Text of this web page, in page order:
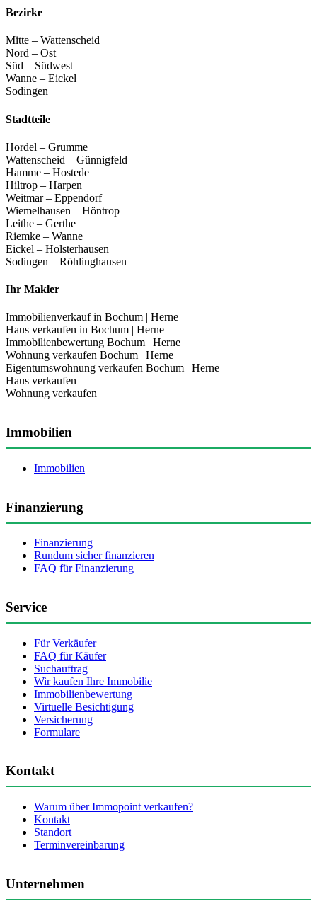
Bezirke
Mitte – Wattenscheid
Nord – Ost
Süd – Südwest
Wanne – Eickel
Sodingen
Stadtteile
Hordel – Grumme
Wattenscheid – Günnigfeld
Hamme – Hostede
Hiltrop – Harpen
Weitmar – Eppendorf
Wiemelhausen – Höntrop
Leithe – Gerthe
Riemke – Wanne
Eickel – Holsterhausen
Sodingen – Röhlinghausen
Ihr Makler
Immobilienverkauf in Bochum | Herne
Haus verkaufen in Bochum | Herne
Immobilienbewertung Bochum | Herne
Wohnung verkaufen Bochum | Herne
Eigentumswohnung verkaufen Bochum | Herne
Haus verkaufen
Wohnung verkaufen
Immobilien
Immobilien
Finanzierung
Finanzierung
Rundum sicher finanzieren
FAQ für Finanzierung
Service
Für Verkäufer
FAQ für Käufer
Suchauftrag
Wir kaufen Ihre Immobilie
Immobilienbewertung
Virtuelle Besichtigung
Versicherung
Formulare
Kontakt
Warum über Immopoint verkaufen?
Kontakt
Standort
Terminvereinbarung
Unternehmen